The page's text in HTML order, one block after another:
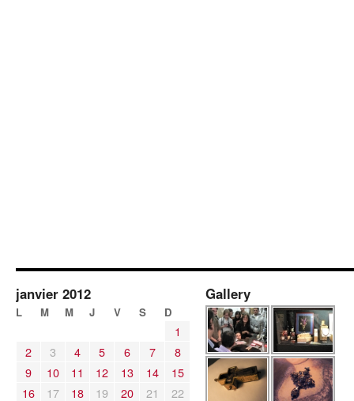
janvier 2012
L M M J V S D
1
2
3 4 5 6 7
8
9
10 11 12 13 14
15
16
17 18 19 20 21
22
Gallery